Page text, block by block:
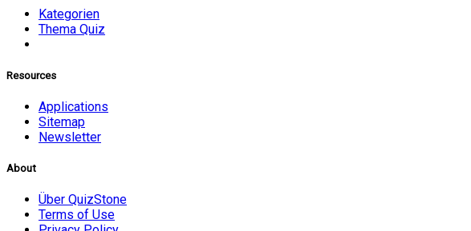
Kategorien
Thema Quiz
Resources
Applications
Sitemap
Newsletter
About
Über QuizStone
Terms of Use